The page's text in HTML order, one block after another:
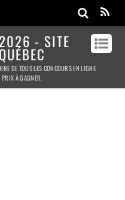
- SITE
DE TOUS LES CONCOURS EN LIGNE
À GAGNER.